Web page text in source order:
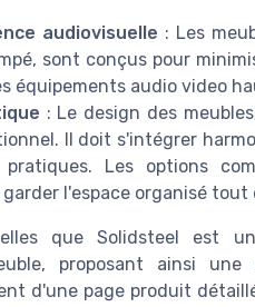
audiovisuelle : Les
sont conçus pour
équipements audio video
: Le design des
Il doit s'intégrer
Les options
l'espace organisé
que Solidsteel est
proposant ainsi
d'une page produit